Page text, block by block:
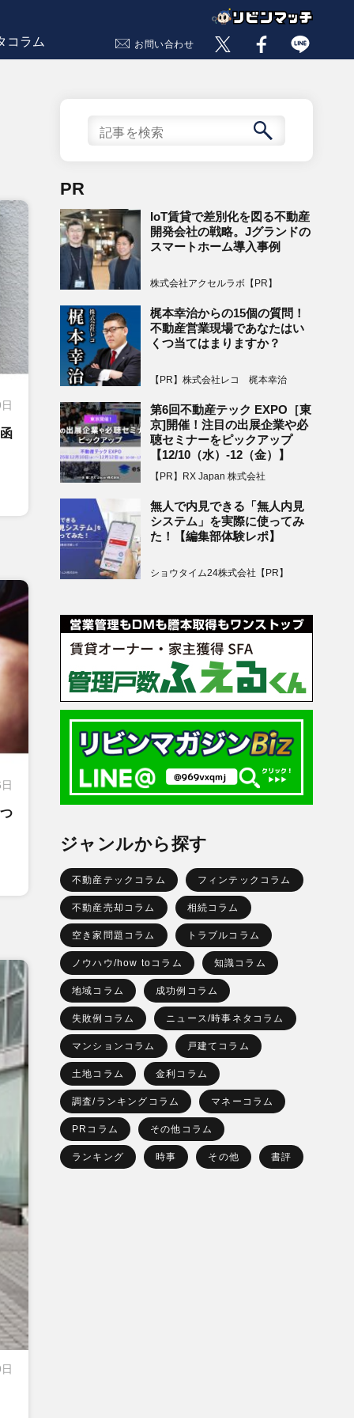
コラム お問い合わせ
PR
IoT賃貸で差別化を図る不動産
開発会社の戦略。Jグランドの
スマートホーム導入事例
株式会社アクセルラボ【PR】
梶本幸治からの15個の質問！
不動産営業現場であなたはい
くつ当てはまりますか？
【PR】株式会社レコ 梶本幸治
第6回不動産テック EXPO［東
京]開催！注目の出展企業や必
聴セミナーをピックアップ
【12/10（水）-12（金）】
【PR】RX Japan 株式会社
無人で内見できる「無人内見
システム」を実際に使ってみ
た！【編集部体験レポ】
ショウタイム24株式会社【PR】
ジャンルから探す
不動産テックコラム フィンテックコラム
不動産売却コラム 相続コラム
空き家問題コラム トラブルコラム
ノウハウ/how toコラム 知識コラム
地域コラム 成功例コラム
失敗例コラム ニュース/時事ネタコラム
マンションコラム 戸建てコラム
土地コラム 金利コラム
調査/ランキングコラム マネーコラム
PRコラム その他コラム
ランキング 時事 その他 書評